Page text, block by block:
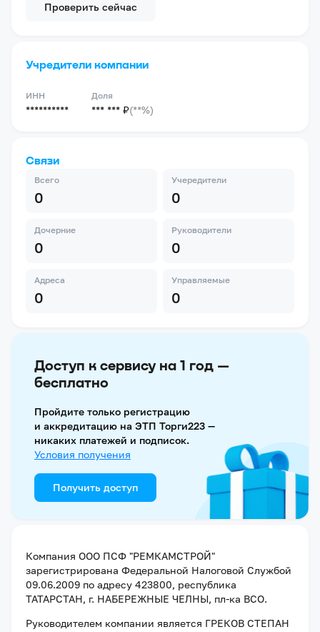
Проверить сейчас
Учредители компании
ИНН
**********
Доля
*** *** ₽(**%)
Связи
Всего
0
Учередители
0
Дочерние
0
Руководители
0
Адреса
0
Управляемые
0
Доступ к сервису на 1 год —
бесплатно
Пройдите только регистрацию
и аккредитацию на ЭТП Торги223 —
никаких платежей и подписок.
Условия получения
Получить доступ
Компания ООО ПСФ "РЕМКАМСТРОЙ"
зарегистрирована Федеральной Налоговой Службой
09.06.2009 по адресу 423800, республика
ТАТАРСТАН, г. НАБЕРЕЖНЫЕ ЧЕЛНЫ, пл-ка ВСО.
Руководителем компании является ГРЕКОВ СТЕПАН